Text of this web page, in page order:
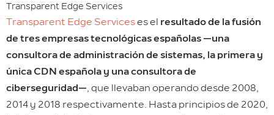
Transparent Edge Services
Transparent Edge Serviceses el resultado de la fusión
de tres empresas tecnológicas españolas —una
consultora de administración de sistemas, la primera y
única CDN española y una consultora de
ciberseguridad—, que llevaban operando desde 2008,
2014 y 2018 respectivamente. Hasta principios de 2020,